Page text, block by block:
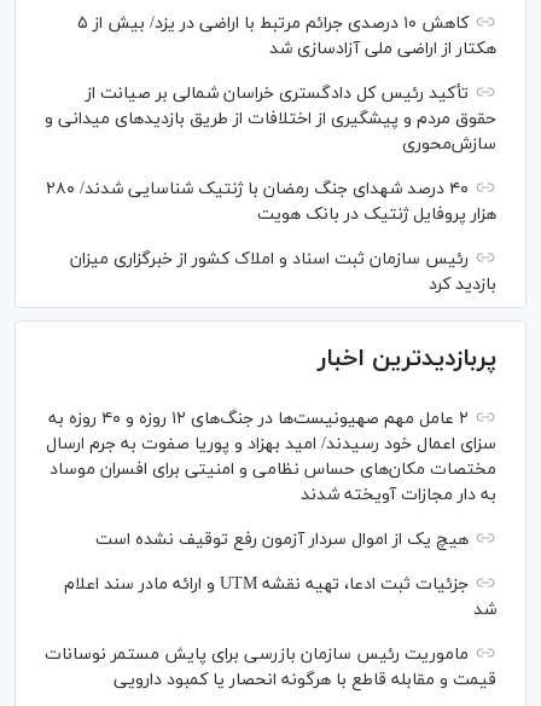
کاهش ۱۰ درصدی جرائم مرتبط با اراضی در یزد/ بیش از ۵
هکتار از اراضی ملی آزادسازی شد
تأکید رئیس کل دادگستری خراسان شمالی بر صیانت از
حقوق مردم و پیشگیری از اختلافات از طریق بازدید‌های میدانی و
سازش‌محوری
۴۰ درصد شهدای جنگ رمضان با ژنتیک شناسایی شدند/ ۲۸۰
هزار پروفایل ژنتیک در بانک هویت
رئیس سازمان ثبت اسناد و املاک کشور از خبرگزاری میزان
بازدید کرد
پربازدیدترین اخبار
۲ عامل مهم صهیونیست‌ها در جنگ‌های ۱۲ روزه و ۴۰ روزه به
سزای اعمال خود رسیدند/ امید بهزاد و پوریا صفوت به جرم ارسال
مختصات مکان‌های حساس نظامی و امنیتی برای افسران موساد
به دار مجازات آویخته شدند
هیچ یک از اموال سردار آزمون رفع توقیف نشده است
جزئیات ثبت ادعا، تهیه نقشه UTM و ارائه مادر سند اعلام
شد
ماموریت رئیس سازمان بازرسی برای پایش مستمر نوسانات
قیمت و مقابله قاطع با هرگونه انحصار یا کمبود دارویی